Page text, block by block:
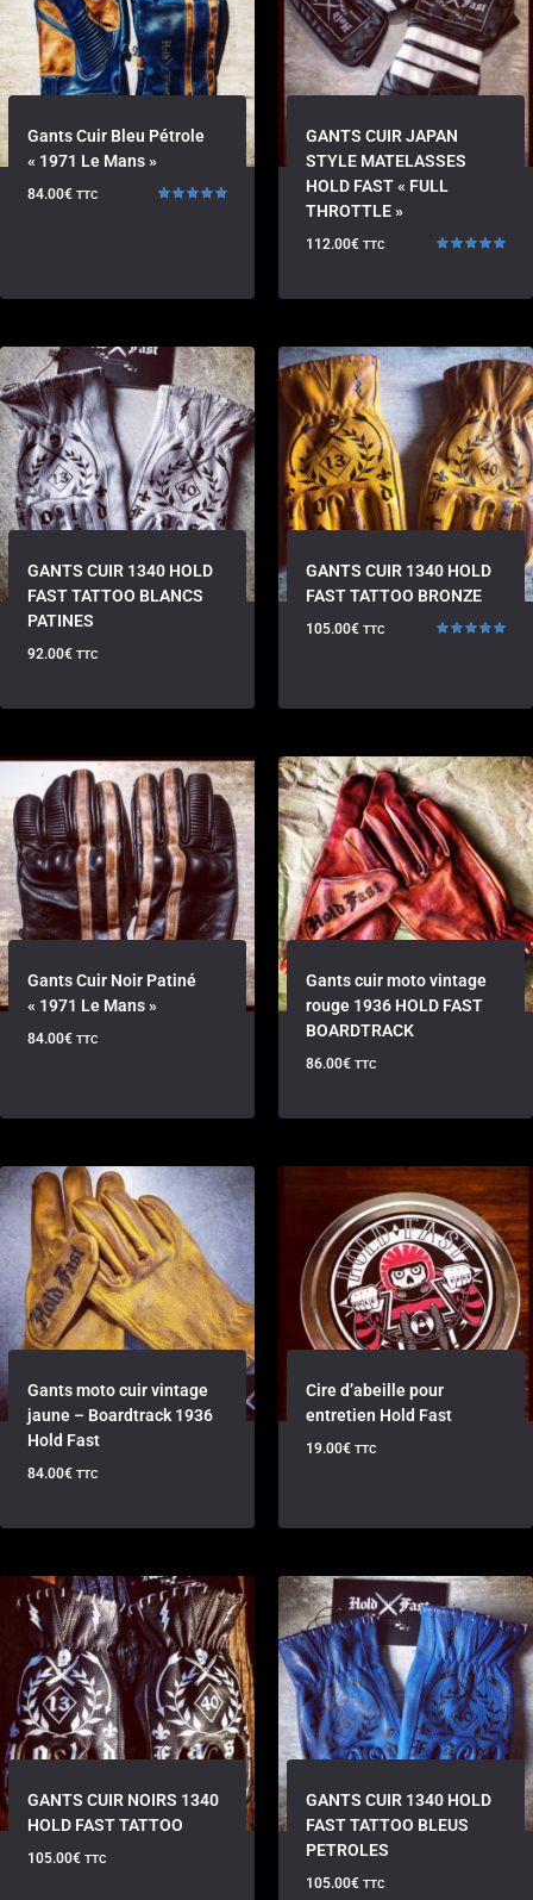
Gants Cuir Bleu Pétrole
« 1971 Le Mans »
84.00€ TTC
GANTS CUIR JAPAN
STYLE MATELASSES
HOLD FAST « FULL
THROTTLE »
112.00€ TTC
GANTS CUIR 1340 HOLD
FAST TATTOO BLANCS
PATINES
92.00€ TTC
GANTS CUIR 1340 HOLD
FAST TATTOO BRONZE
105.00€ TTC
Gants Cuir Noir Patiné
« 1971 Le Mans »
84.00€ TTC
Gants cuir moto vintage
rouge 1936 HOLD FAST
BOARDTRACK
86.00€ TTC
Gants moto cuir vintage
jaune – Boardtrack 1936
Hold Fast
84.00€ TTC
Cire d’abeille pour
entretien Hold Fast
19.00€ TTC
GANTS CUIR NOIRS 1340
HOLD FAST TATTOO
105.00€ TTC
GANTS CUIR 1340 HOLD
FAST TATTOO BLEUS
PETROLES
105.00€ TTC